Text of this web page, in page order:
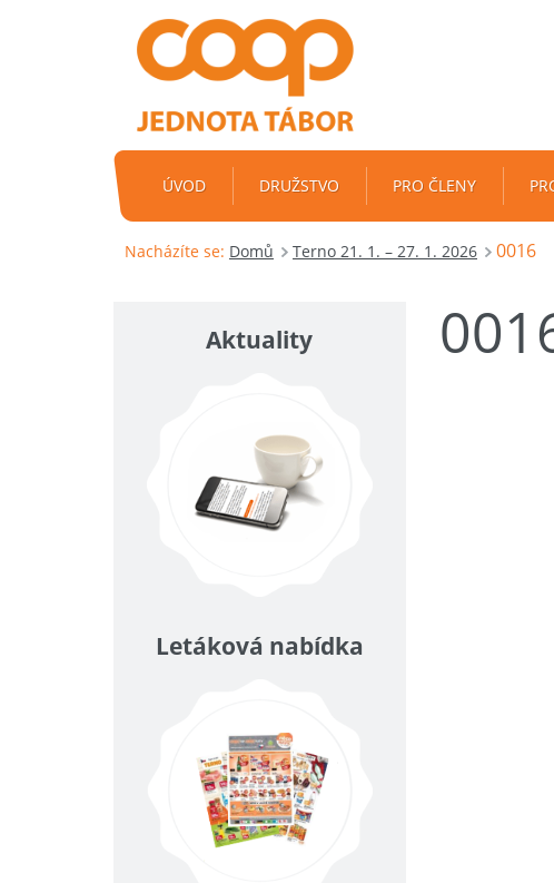
ÚVOD DRUŽSTVO PRO ČLENY
Nacházíte se: Domů Terno 21. 1. – 27. 1. 2026 0016
Aktuality
Letáková nabídka